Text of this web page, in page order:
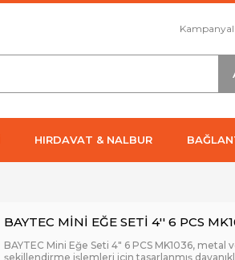
HIRDAVAT & NALBUR
BAYTEC MİNİ EĞE SETİ 4'' 6 PCS
BAYTEC Mini Eğe Seti 4" 6 PCS MK1036,
şekillendirme işlemleri için tasarlanmış